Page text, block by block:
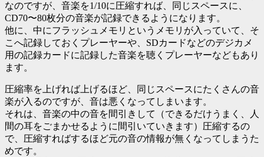
なのですが、音楽を1/10に圧縮すれば、同じスペースに、
CD70〜80枚分の音楽が記録できるようになります。
他に、中にフラッシュメモリというメモリが入っていて、そ
こへ記録しておくプレーヤーや、SDカードなどのデジカメ
用の記録カードに記録した音楽を聴くプレーヤーなどもあり
ます。
圧縮率を上げれば上げるほど、同じスペースにたくさんの音
楽が入るのですが、音は悪くなってしまいます。
それは、音楽の中の音を間引きして（できるだけうまく、人
間の耳をごまかせるように間引いていきます）圧縮するの
で、圧縮すればするほど元の音の情報が無くなってしまうた
めです。